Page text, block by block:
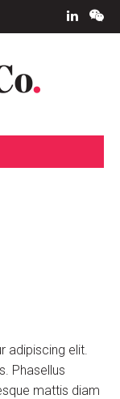
adipiscing elit.
Phasellus
mattis diam